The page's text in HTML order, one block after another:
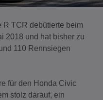
R TCR debütierte beim
2018 und hat bisher zu
110 Rennsiegen
für den Honda Civic
stolz darauf, ein